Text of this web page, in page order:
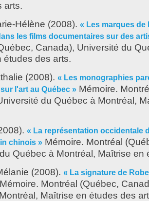
arts.
Hélène (2008). « Les marques
les films documentaires sur des
Canada), Université du
études des arts.
(2008). « Les monographies
l'art au Québec » Mémoire.
du Québec à Montréal,
« La représentation occidentale
chinois » Mémoire. Montréal
Québec à Montréal, Maîtrise en
(2008). « La signature de
Mémoire. Montréal (Québec,
Maîtrise en études des